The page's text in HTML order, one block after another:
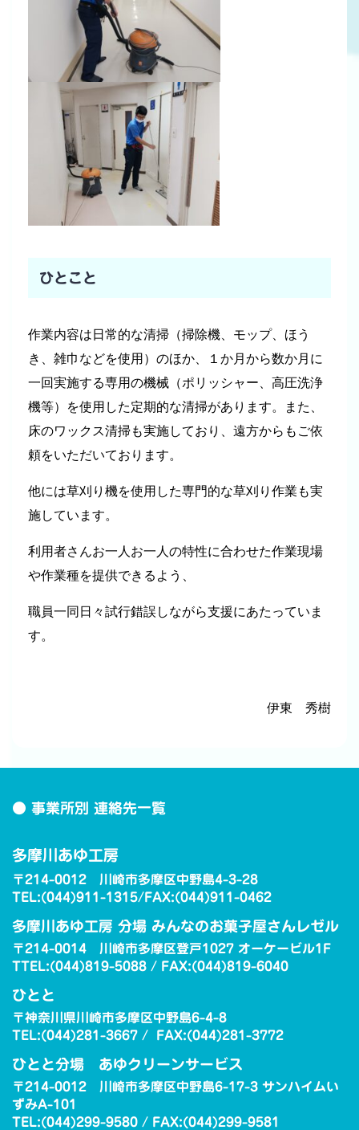
ひとこと
作業内容は日常的な清掃（掃除機、モップ、ほう
き、雑巾などを使用）のほか、１か月から数か月に
一回実施する専用の機械（ポリッシャー、高圧洗浄
機等）を使用した定期的な清掃があります。また、
床のワックス清掃も実施しており、遠方からもご依
頼をいただいております。
他には草刈り機を使用した専門的な草刈り作業も実
施しています。
利用者さんお一人お一人の特性に合わせた作業現場
や作業種を提供できるよう、
職員一同日々試行錯誤しながら支援にあたっていま
す。
伊東 秀樹
● 事業所別 連絡先一覧
多摩川あゆ工房
〒214-0012 川崎市多摩区中野島4-3-28
TEL:(044)911-1315/FAX:(044)911-0462
多摩川あゆ工房 分場 みんなのお菓子屋さんレゼル
〒214-0014 川崎市多摩区登戸1027 オーケービル1F
TTEL:(044)819-5088 / FAX:(044)819-6040
ひとと
〒神奈川県川崎市多摩区中野島6-4-8
TEL:(044)281-3667 / FAX:(044)281-3772
ひとと分場 あゆクリーンサービス
〒214-0012 川崎市多摩区中野島6-17-3 サンハイムい
ずみA-101
TEL:(044)299-9580 / FAX:(044)299-9581